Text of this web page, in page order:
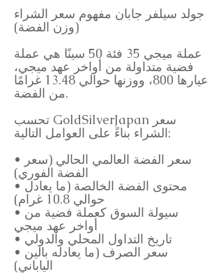
جولد سيلفر جابان مفهوم سعر الشراء
(وزن الفضة)
عملة ميجي 35 فئة 50 سينًا هي عملة
فضية متداولة من أواخر عهد ميجي،
عيارها 800، ووزنها حوالي 13.48 غرامًا
من الفضة.
تحسب GoldSilverJapan سعر
الشراء بناءً على العوامل التالية:
• سعر الفضة العالمي الحالي (سعر
الفضة الفوري)
• محتوى الفضة الخالصة (ما يعادل
حوالي 10.8 غرام)
• سيولة السوق كعملة فضية من
أواخر عهد ميجي
• تاريخ التداول المحلي والدولي
• سعر الصرف (ما يعادله بالين
الياباني)